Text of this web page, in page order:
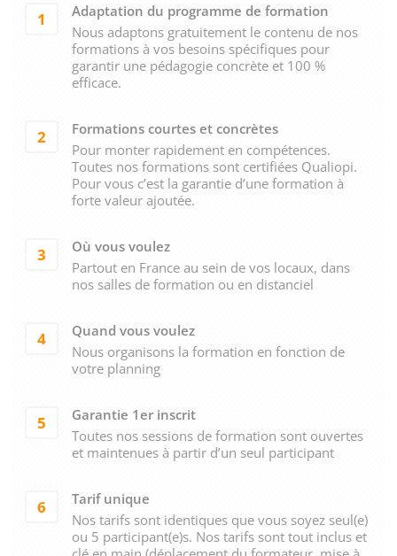
1
Adaptation du programme de formation
Nous adaptons gratuitement le contenu de nos
formations à vos besoins spécifiques pour
garantir une pédagogie concrète et 100 %
efficace.
2
Formations courtes et concrètes
Pour monter rapidement en compétences.
Toutes nos formations sont certifiées Qualiopi.
Pour vous c’est la garantie d’une formation à
forte valeur ajoutée.
3
Où vous voulez
Partout en France au sein de vos locaux, dans
nos salles de formation ou en distanciel
4
Quand vous voulez
Nous organisons la formation en fonction de
votre planning
5
Garantie 1er inscrit
Toutes nos sessions de formation sont ouvertes
et maintenues à partir d’un seul participant
6
Tarif unique
Nos tarifs sont identiques que vous soyez seul(e)
ou 5 participant(e)s. Nos tarifs sont tout inclus et